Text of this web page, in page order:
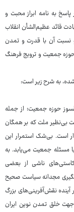
به نامه ابراز محبت و
قائد عظیم‌الشأن انقلاب
نسبت آن با قدرت و تمدن
حوزه جمعیت و ترویج فرهنگ
به شرح زیر است:
حوزه جمعیت؛ از جمله
ملت که بر همگان
است. بی‌شک استمرار این
جمعیت می‌یابد. به
ناشی از بعضی
مجدانه سیاست صحیح
نقش‌آفرینی‌های بزرگ
خلق تمدن نوین ایران